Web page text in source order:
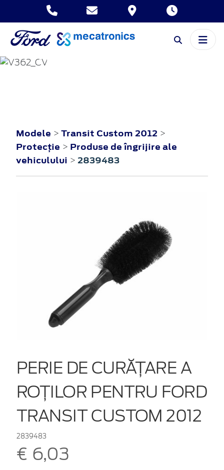
TRANSIT CUSTOM
Modele > Transit Custom 2012 >
Protecţie > Produse de îngrijire ale
vehiculului > 2839483
PERIE DE CURĂȚARE A
ROȚILOR PENTRU FORD
TRANSIT CUSTOM 2012
2839483
€ 6,03